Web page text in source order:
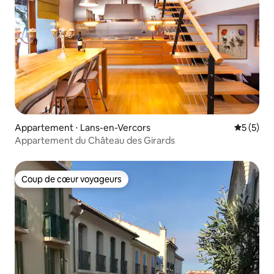
Appartement ⋅ Lans-en-Vercors
5 (5)
Appartement du Château des Girards
Coup de cœur voyageurs
Coup de cœur voyageurs